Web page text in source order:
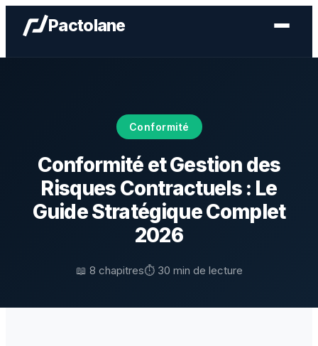
Pactolane
Conformité
Conformité et Gestion des
Risques Contractuels : Le
Guide Stratégique Complet
2026
📖 8 chapitres⏱ 30 min de lecture